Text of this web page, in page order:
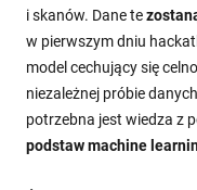
i skanów. Dane te
w pierwszym dniu
model cechujący się
niezależnej próbie
potrzebna jest wiedza z
podstaw machine